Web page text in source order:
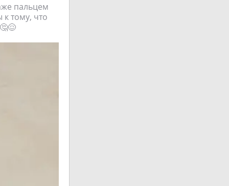
пальцем
к тому, что